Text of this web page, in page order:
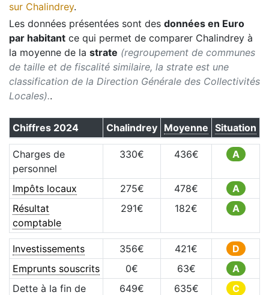
sur Chalindrey.
Les données présentées sont des données en Euro
par habitant ce qui permet de comparer Chalindrey à
la moyenne de la strate (regroupement de communes
de taille et de fiscalité similaire, la strate est une
classification de la Direction Générale des Collectivités
Locales)..
Chiffres 2024 Chalindrey Moyenne Situation
Charges de
personnel
330€ 436€ A
Impôts locaux 275€ 478€
A
Résultat
comptable
291€ 182€ A
Investissements 356€ 421€
D
Emprunts souscrits
0€ 63€
A
Dette à la fin de
649€ 635€ C